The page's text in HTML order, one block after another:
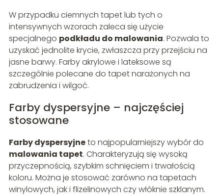
W przypadku ciemnych tapet lub tych o
intensywnych wzorach zaleca się użycie
specjalnego podkładu do malowania. Pozwala to
uzyskać jednolite krycie, zwłaszcza przy przejściu na
jasne barwy. Farby akrylowe i lateksowe są
szczególnie polecane do tapet narażonych na
zabrudzenia i wilgoć.
Farby dyspersyjne – najczęściej
stosowane
Farby dyspersyjneto najpopularniejszy wybór do
malowania tapet. Charakteryzują się wysoką
przyczepnością, szybkim schnięciem i trwałością
koloru. Można je stosować zarówno na tapetach
winylowych, jak i flizelinowych czy włóknie szklanym.